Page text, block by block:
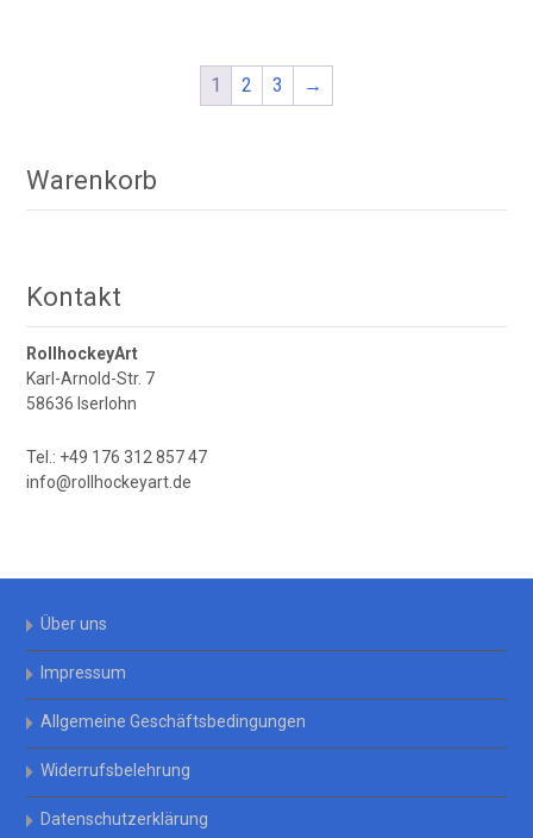
1 2 3 →
Warenkorb
Kontakt
RollhockeyArt
Karl-Arnold-Str. 7
58636 Iserlohn
Tel.: +49 176 312 857 47
info@rollhockeyart.de
Über uns
Impressum
Allgemeine Geschäftsbedingungen
Widerrufsbelehrung
Datenschutzerklärung